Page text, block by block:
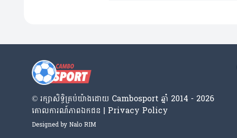
© រក្សា​សិទ្ធិ​គ្រប់​យ៉ាង​ដោយ​ Cambosport ឆ្នាំ 2014 - 2026
គោលការណ៍​ភាព​ឯកជន | Privacy Policy
Designed by Nalo RIM